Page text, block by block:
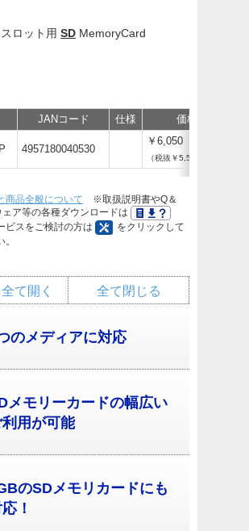
ロット用 SD MemoryCard
JANコード 仕様 価格
4957180040530
￥6,050
（税抜￥5,500）
商品全般について ※取扱説明書やQ＆
ア等の各種ダウンロードは
ビスをご検討の方は
をクリックして
全て閉じる
て開く
のメディアに対応
メモリーカードの幅広い
利用が可能
のSDメモリカードにも
！